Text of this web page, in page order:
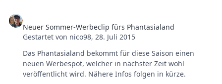
Neuer Sommer-Werbeclip fürs Phantasialand
Gestartet von nico98,28. Juli 2015
Das Phantasialand bekommt für diese Saison einen
neuen Werbespot, welcher in nächster Zeit wohl
veröffentlicht wird. Nähere Infos folgen in kürze.